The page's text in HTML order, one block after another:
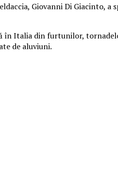
Giovanni Di Giacinto, a
în Italia din furtunilor,
de aluviuni.